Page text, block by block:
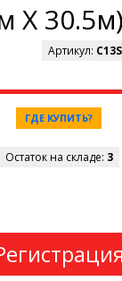
X 30.5м)
Артикул:
ГДЕ КУПИТЬ?
Остаток на складе: 3